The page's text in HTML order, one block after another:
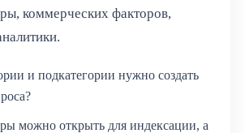
коммерческих факторов,
и подкатегории нужно создать
можно открыть для индексации, а